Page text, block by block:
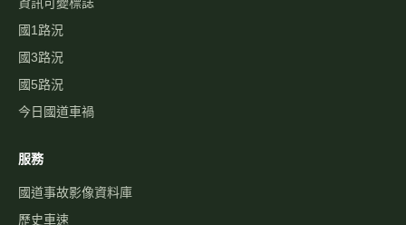
自訂影像
路況通報
國道服務區 休息站
交流道資訊
旅遊景點
國道事故影像批量下載
關於